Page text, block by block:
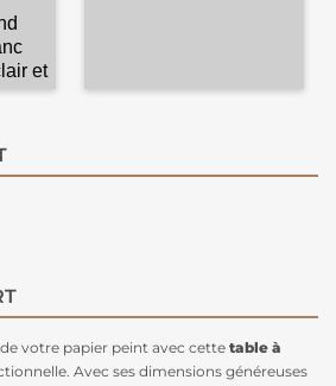
votre papier peint avec cette table à
Avec ses dimensions généreuses